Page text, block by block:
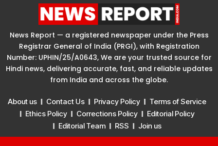
News Report — a registered newspaper under the Press
Registrar General of India (PRGI), with Registration
Number: UPHIN/25/A0643, We are your trusted source for
Hindi news, delivering accurate, fast, and reliable updates
from India and across the globe.
About us Contact Us Privacy Policy
Terms of Service
Ethics Policy
Corrections Policy
Editorial Policy
Editorial Team
RSS Join us